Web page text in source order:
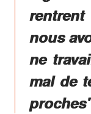
nous
ne
mal de